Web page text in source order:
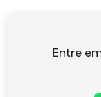
Entre